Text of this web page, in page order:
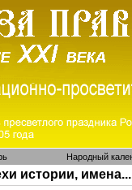
Народный
истории, имена...